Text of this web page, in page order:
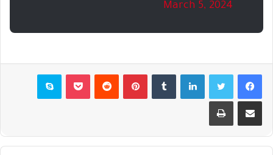
March 5, 2024
فيسبوكتويتر لينكدإن بينتيريست بوكيت سكايب
مشاركة عبر البريد طباعة